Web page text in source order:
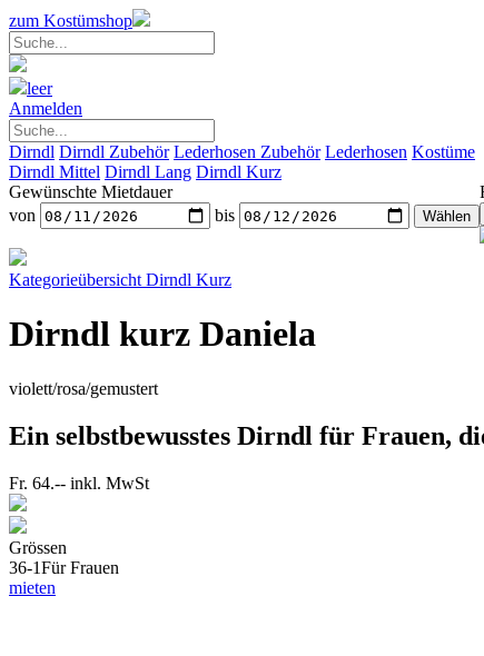
zum Kostümshop
leer
Anmelden
Dirndl Dirndl Zubehör Lederhosen Zubehör Lederhosen Kostüme
Dirndl Mittel Dirndl Lang Dirndl Kurz
Gewünschte Mietdauer
von
bis
Kategorieübersicht Dirndl Kurz
Dirndl kurz Daniela
violett/rosa/gemustert
Ein selbstbewusstes Dirndl für Frauen,
Fr. 64.-- inkl. MwSt
Grössen
36-1Für Frauen
mieten